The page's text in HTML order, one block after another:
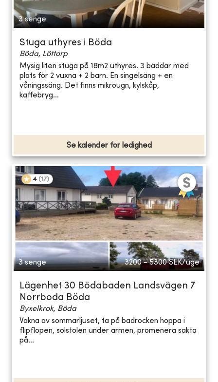
3 senge
Stuga uthyres i Böda
Böda, Löttorp
Mysig liten stuga på 18m2 uthyres. 3 bäddar med
plats för 2 vuxna + 2 barn. En singelsäng + en
våningssäng. Det finns mikrougn, kylskåp,
kaffebryg...
Se kalender for ledighed
4 (17)
3 senge 3200 - 5300 SEK/uge
Lägenhet 30 Bödabaden Landsvägen 7
Norrboda Böda
Byxelkrok, Böda
Vakna av sommarljuset, ta på badrocken hoppa i
flipflopen, solstolen under armen, promenera sakta
på...